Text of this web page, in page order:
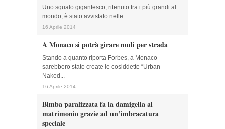
Uno squalo gigantesco, ritenuto tra i più grandi al
mondo, è stato avvistato nelle...
16 Aprile 2014
A Monaco si potrà girare nudi per strada
Stando a quanto riporta Forbes, a Monaco
sarebbero state create le cosiddette “Urban
Naked...
16 Aprile 2014
Bimba paralizzata fa la damigella al
matrimonio grazie ad un’imbracatura
speciale